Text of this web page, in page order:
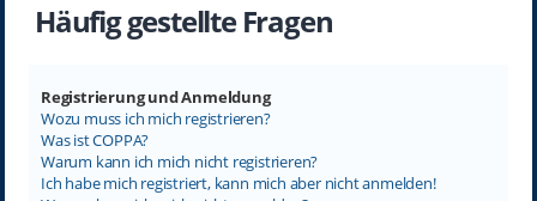
Häufig gestellte Fragen
Registrierung und Anmeldung
Wozu muss ich mich registrieren?
Was ist COPPA?
Warum kann ich mich nicht registrieren?
Ich habe mich registriert, kann mich aber nicht anmelden!